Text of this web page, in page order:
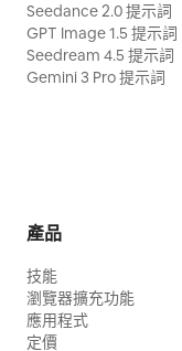
Seedance 2.0 提示詞
GPT Image 1.5 提示詞
Seedream 4.5 提示詞
Gemini 3 Pro 提示詞
產品
技能
瀏覽器擴充功能
應用程式
定價